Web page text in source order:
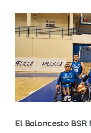
Ver
imagen
grande
El Baloncesto